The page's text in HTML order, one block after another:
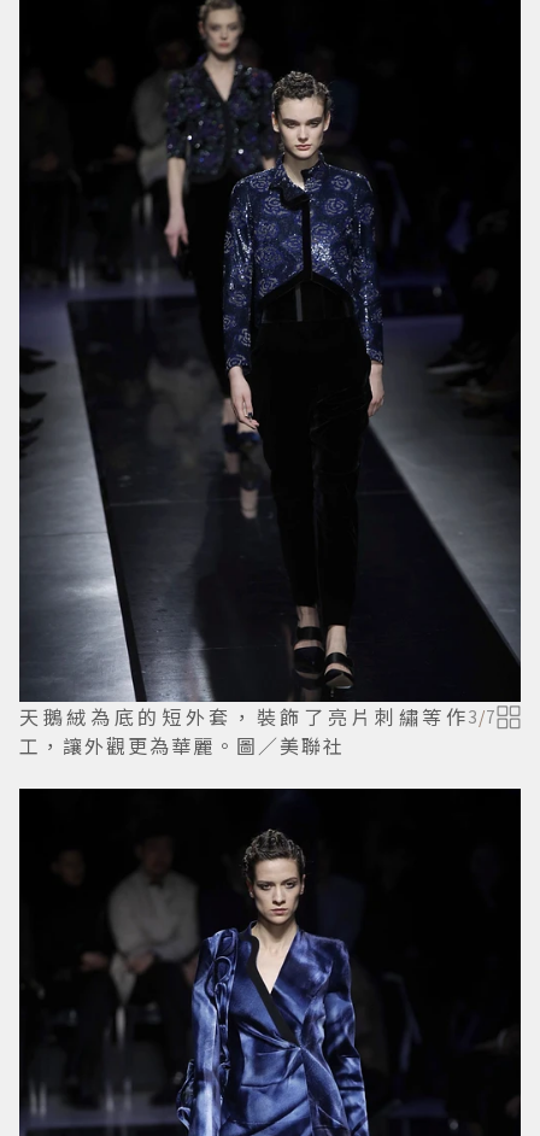
天鵝絨為底的短外套，裝飾了亮片刺繡等作
工，讓外觀更為華麗。圖／美聯社
3/7